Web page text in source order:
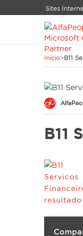
Sites
Global
Alemanha
Canadá
China
Espanha
LATAM
Suíça
Início>B11
B11